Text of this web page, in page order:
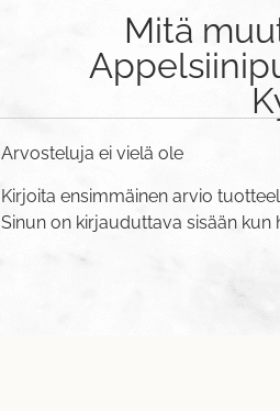
Mitä
Arvosteluja ei vielä ole
Kirjoita ensimmäinen arvio
Sinun on kirjauduttava sisään kun